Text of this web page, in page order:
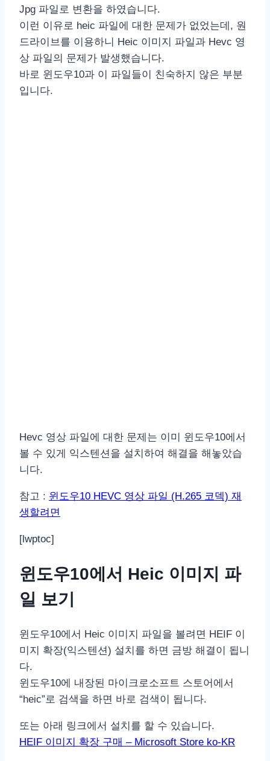
Jpg 파일로 변환을 하였습니다.
이런 이유로 heic 파일에 대한 문제가 없었는데, 원
드라이브를 이용하니 Heic 이미지 파일과 Hevc 영
상 파일의 문제가 발생했습니다.
바로 윈도우10과 이 파일들이 친숙하지 않은 부분
입니다.
Hevc 영상 파일에 대한 문제는 이미 윈도우10에서
볼 수 있게 익스텐션을 설치하여 해결을 해놓았습
니다.
참고 : 윈도우10 HEVC 영상 파일 (H.265 코덱) 재
생할려면
[lwptoc]
윈도우10에서 Heic 이미지 파
일 보기
윈도우10에서 Heic 이미지 파일을 볼려면 HEIF 이
미지 확장(익스텐션) 설치를 하면 금방 해결이 됩니
다.
윈도우10에 내장된 마이크로소프트 스토어에서
“heic”로 검색을 하면 바로 검색이 됩니다.
또는 아래 링크에서 설치를 할 수 있습니다.
HEIF 이미지 확장 구매 – Microsoft Store ko-KR